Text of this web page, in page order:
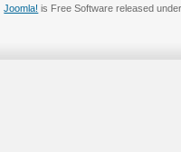
Joomla! is Free Software released